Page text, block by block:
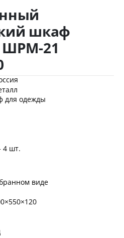
шкаф
21
для одежды
4 шт.
виде